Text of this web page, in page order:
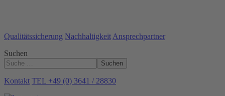
Qualitätssicherung Nachhaltigkeit Ansprechpartner
Suchen
Suchen
Kontakt TEL +49 (0) 3641 / 28830